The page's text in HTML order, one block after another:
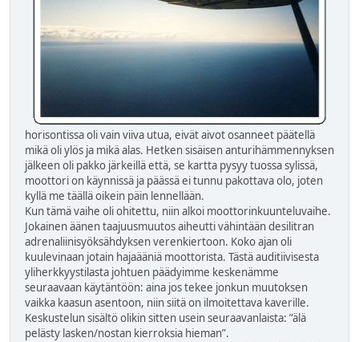
horisontissa oli vain viiva utua, eivät aivot osanneet päätellä
mikä oli ylös ja mikä alas. Hetken sisäisen anturihämmennyksen
jälkeen oli pakko järkeillä että, se kartta pysyy tuossa sylissä,
moottori on käynnissä ja päässä ei tunnu pakottava olo, joten
kyllä me täällä oikein päin lennellään.
Kun tämä vaihe oli ohitettu, niin alkoi moottorinkuunteluvaihe.
Jokainen äänen taajuusmuutos aiheutti vähintään desilitran
adrenaliinisyöksähdyksen verenkiertoon. Koko ajan oli
kuulevinaan jotain hajaääniä moottorista. Tästä auditiivisesta
yliherkkyystilasta johtuen päädyimme keskenämme
seuraavaan käytäntöön: aina jos tekee jonkun muutoksen
vaikka kaasun asentoon, niin siitä on ilmoitettava kaverille.
Keskustelun sisältö olikin sitten usein seuraavanlaista: ”älä
pelästy lasken/nostan kierroksia hieman”.